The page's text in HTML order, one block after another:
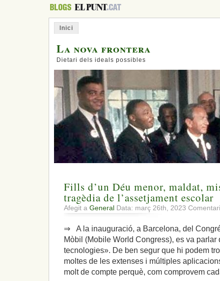
Inici
La nova frontera
Dietari dels ideals possibles
Fills d’un Déu menor, maldat,
tragèdia de l’assetjament escolar
Afegit a General Data: març 26th, 2023
⇒ A la inauguració, a Barcelona, del
Mòbil (Mobile World Congress), es va
tecnologies». De ben segur que hi podem
moltes de les extenses i múltiples
molt de compte perquè, com comprovem